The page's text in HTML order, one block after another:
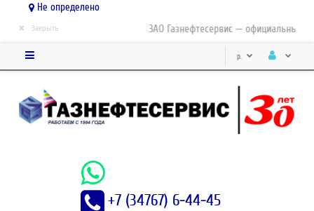
Не определено
ЗАО Газнефтесервис — официальный
× Закрыть
р.
+7 (34767) 6-44-45